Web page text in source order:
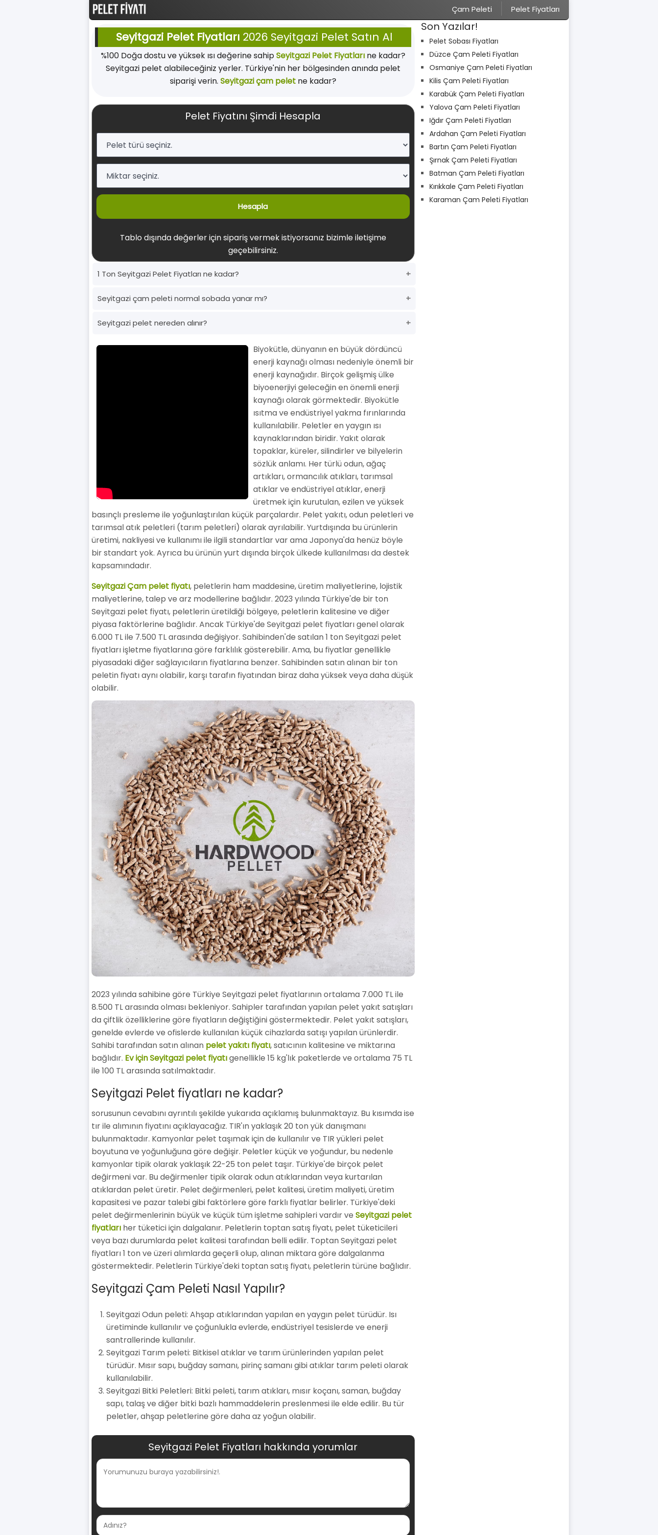
Çam Peleti Pelet Fiyatları
Seyitgazi Pelet Fiyatları 2026 Seyitgazi Pelet Satın Al
%100 Doğa dostu ve yüksek ısı değerine sahipSeyitgazi Pelet Fiyatlarıne kadar?
Seyitgazi pelet alabileceğiniz yerler. Türkiye'nin her bölgesinden anında pelet
siparişi verin. Seyitgazi çam peletne kadar?
Pelet Fiyatını Şimdi Hesapla
Hesapla
Tablo dışında değerler için sipariş vermek istiyorsanız bizimle iletişime
geçebilirsiniz.
1 Ton Seyitgazi Pelet Fiyatları ne kadar?
Seyitgazi çam peleti normal sobada yanar mı?
Seyitgazi pelet nereden alınır?
Biyokütle, dünyanın en büyük dördüncü
enerji kaynağı olması nedeniyle önemli bir
enerji kaynağıdır. Birçok gelişmiş ülke
biyoenerjiyi geleceğin en önemli enerji
kaynağı olarak görmektedir. Biyokütle
ısıtma ve endüstriyel yakma fırınlarında
kullanılabilir. Peletler en yaygın ısı
kaynaklarından biridir. Yakıt olarak
topaklar, küreler, silindirler ve bilyelerin
sözlük anlamı. Her türlü odun, ağaç
artıkları, ormancılık atıkları, tarımsal
atıklar ve endüstriyel atıklar, enerji
üretmek için kurutulan, ezilen ve yüksek
basınçlı presleme ile yoğunlaştırılan küçük parçalardır. Pelet yakıtı, odun peletleri ve
tarımsal atık peletleri (tarım peletleri) olarak ayrılabilir. Yurtdışında bu ürünlerin
üretimi, nakliyesi ve kullanımı ile ilgili standartlar var ama Japonya'da henüz böyle
bir standart yok. Ayrıca bu ürünün yurt dışında birçok ülkede kullanılması da destek
kapsamındadır.
Seyitgazi Çam pelet fiyatı, peletlerin ham maddesine, üretim maliyetlerine, lojistik
maliyetlerine, talep ve arz modellerine bağlıdır. 2023 yılında Türkiye'de bir ton
Seyitgazi pelet fiyatı, peletlerin üretildiği bölgeye, peletlerin kalitesine ve diğer
piyasa faktörlerine bağlıdır. Ancak Türkiye'de Seyitgazi pelet fiyatları genel olarak
6.000 TL ile 7.500 TL arasında değişiyor. Sahibinden'de satılan 1 ton Seyitgazi pelet
fiyatları işletme fiyatlarına göre farklılık gösterebilir. Ama, bu fiyatlar genellikle
piyasadaki diğer sağlayıcıların fiyatlarına benzer. Sahibinden satın alınan bir ton
peletin fiyatı aynı olabilir, karşı tarafın fiyatından biraz daha yüksek veya daha düşük
olabilir.
2023 yılında sahibine göre Türkiye Seyitgazi pelet fiyatlarının ortalama 7.000 TL ile
8.500 TL arasında olması bekleniyor. Sahipler tarafından yapılan pelet yakıt satışları
da çiftlik özelliklerine göre fiyatların değiştiğini göstermektedir. Pelet yakıt satışları,
genelde evlerde ve ofislerde kullanılan küçük cihazlarda satışı yapılan ürünlerdir.
Sahibi tarafından satın alınan pelet yakıtı fiyatı, satıcının kalitesine ve miktarına
bağlıdır. Ev için Seyitgazi pelet fiyatıgenellikle 15 kg'lık paketlerde ve ortalama 75 TL
ile 100 TL arasında satılmaktadır.
Seyitgazi Pelet fiyatları ne kadar?
sorusunun cevabını ayrıntılı şekilde yukarıda açıklamış bulunmaktayız. Bu kısımda ise
tır ile alımının fiyatını açıklayacağız. TIR'ın yaklaşık 20 ton yük danışmanı
bulunmaktadır. Kamyonlar pelet taşımak için de kullanılır ve TIR yükleri pelet
boyutuna ve yoğunluğuna göre değişir. Peletler küçük ve yoğundur, bu nedenle
kamyonlar tipik olarak yaklaşık 22-25 ton pelet taşır. Türkiye'de birçok pelet
değirmeni var. Bu değirmenler tipik olarak odun atıklarından veya kurtarılan
atıklardan pelet üretir. Pelet değirmenleri, pelet kalitesi, üretim maliyeti, üretim
kapasitesi ve pazar talebi gibi faktörlere göre farklı fiyatlar belirler. Türkiye'deki
pelet değirmenlerinin büyük ve küçük tüm işletme sahipleri vardır ve Seyitgazi pelet
fiyatlarıher tüketici için dalgalanır. Peletlerin toptan satış fiyatı, pelet tüketicileri
veya bazı durumlarda pelet kalitesi tarafından belli edilir. Toptan Seyitgazi pelet
fiyatları 1 ton ve üzeri alımlarda geçerli olup, alınan miktara göre dalgalanma
göstermektedir. Peletlerin Türkiye'deki toptan satış fiyatı, peletlerin türüne bağlıdır.
Seyitgazi Çam Peleti Nasıl Yapılır?
Seyitgazi Odun peleti: Ahşap atıklarından yapılan en yaygın pelet türüdür. Isı
üretiminde kullanılır ve çoğunlukla evlerde, endüstriyel tesislerde ve enerji
santrallerinde kullanılır.
Seyitgazi Tarım peleti: Bitkisel atıklar ve tarım ürünlerinden yapılan pelet
türüdür. Mısır sapı, buğday samanı, pirinç samanı gibi atıklar tarım peleti olarak
kullanılabilir.
Seyitgazi Bitki Peletleri: Bitki peleti, tarım atıkları, mısır koçanı, saman, buğday
sapı, talaş ve diğer bitki bazlı hammaddelerin preslenmesi ile elde edilir. Bu tür
peletler, ahşap peletlerine göre daha az yoğun olabilir.
Seyitgazi Pelet Fiyatları hakkında yorumlar
Son Yazılar!
Pelet Sobası Fiyatları
Düzce Çam Peleti Fiyatları
Osmaniye Çam Peleti Fiyatları
Kilis Çam Peleti Fiyatları
Karabük Çam Peleti Fiyatları
Yalova Çam Peleti Fiyatları
Iğdır Çam Peleti Fiyatları
Ardahan Çam Peleti Fiyatları
Bartın Çam Peleti Fiyatları
Şırnak Çam Peleti Fiyatları
Batman Çam Peleti Fiyatları
Kırıkkale Çam Peleti Fiyatları
Karaman Çam Peleti Fiyatları